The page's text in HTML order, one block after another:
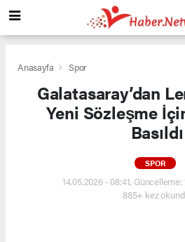
Anasayfa Spor
Galatasaray’dan
Yeni Sözleşme
Basıldı
SPOR
14.05.2026 - 08:41, Güncelleme:
885+ kez